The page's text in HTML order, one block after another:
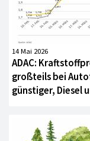
14 Mai 2026
ADAC:
großteils bei
günstiger, Diesel